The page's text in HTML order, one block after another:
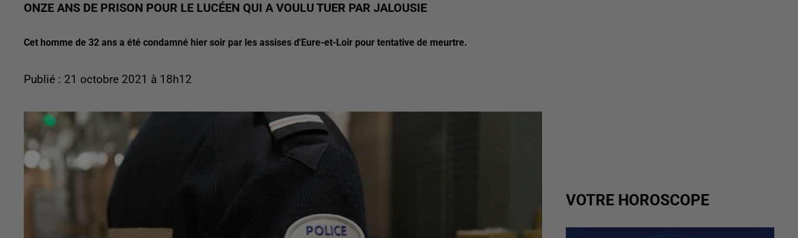
ONZE ANS DE PRISON POUR LE LUCÉEN QUI A VOULU TUER PAR JALOUSIE
Cet homme de 32 ans a été condamné hier soir par les assises d'Eure-et-Loir pour tentative de meurtre.
Publié : 21 octobre 2021 à 18h12
VOTRE HOROSCOPE